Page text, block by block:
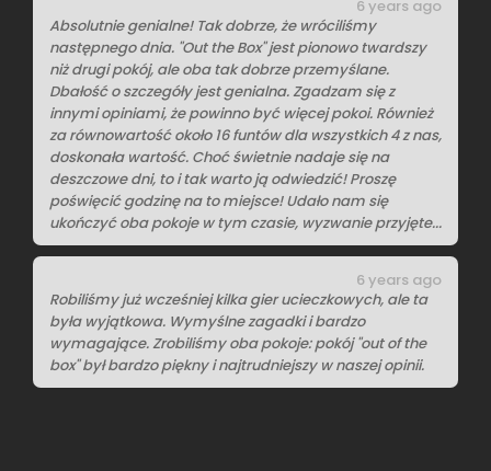
Absolutnie genialne! Tak dobrze, że wróciliśmy
następnego dnia. "Out the Box" jest pionowo twardszy
niż drugi pokój, ale oba tak dobrze przemyślane.
Dbałość o szczegóły jest genialna. Zgadzam się z
innymi opiniami, że powinno być więcej pokoi. Również
za równowartość około 16 funtów dla wszystkich 4 z nas,
doskonała wartość. Choć świetnie nadaje się na
deszczowe dni, to i tak warto ją odwiedzić! Proszę
poświęcić godzinę na to miejsce! Udało nam się
ukończyć oba pokoje w tym czasie, wyzwanie przyjęte...
6 years ago
Robiliśmy już wcześniej kilka gier ucieczkowych, ale ta
była wyjątkowa. Wymyślne zagadki i bardzo
wymagające. Zrobiliśmy oba pokoje: pokój "out of the
box" był bardzo piękny i najtrudniejszy w naszej opinii.
6 years ago